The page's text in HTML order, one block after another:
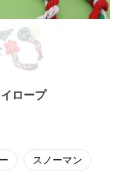
ロープ
スノーマン